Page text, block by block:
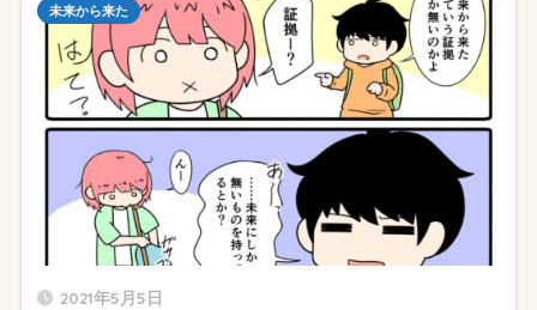
2021年5月5日
未来から来た